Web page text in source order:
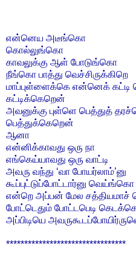
என்னெய அடீங்கொ
கொல்லுங்கொ
காவலுக்கு ஆள் போடுங்கொ
நீங்கொ பாத்து வெச்சிருக்கிறெ
மாப்புள்ளைக்கெ என்னெக் கட்டி
கட்டிக்கெறென்
அவனுக்கு புள்ளெ பெத்துத்
பெத்துக்கெறென்
ஆனா
என்னிக்காவது ஒரு நா
எங்கெய்யாவது ஒரு வாட்டி
அவரு வந்து ‘வா போயர்லாம்’னு
கூப்புட்டுப்போட்டார்னு வெய்ங்கொ
என்றெ அப்பன் மேல
போட்டெதும் போட்டபெடி
அப்பிடியெ
*********************************